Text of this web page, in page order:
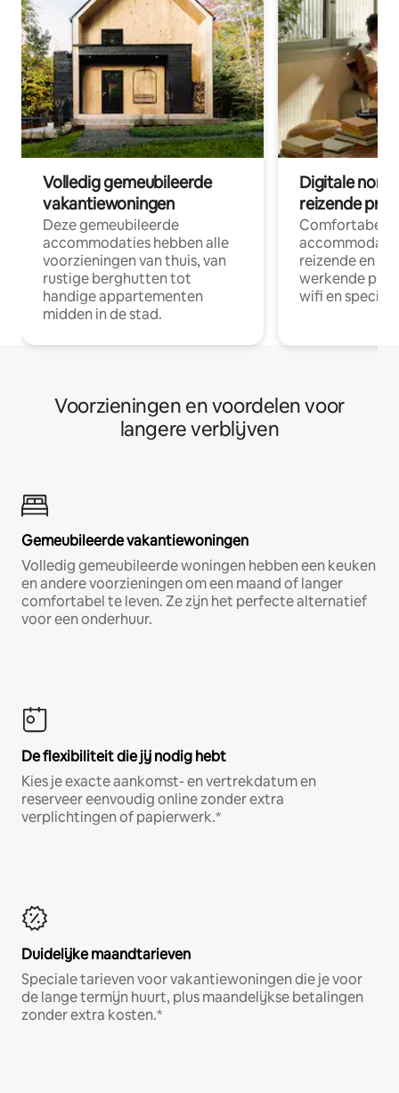
Volledig gemeubileerde
vakantiewoningen
Deze gemeubileerde
accommodaties hebben alle
voorzieningen van thuis, van
rustige berghutten tot
handige appartementen
midden in de stad.
Digitale
reizende
Comfortabele
reizende en
werkende
wifi en
Voorzieningen en voordelen voor
langere verblijven
Gemeubileerde vakantiewoningen
Volledig gemeubileerde woningen hebben een keuken
en andere voorzieningen om een maand of langer
comfortabel te leven. Ze zijn het perfecte alternatief
voor een onderhuur.
De flexibiliteit die jij nodig hebt
Kies je exacte aankomst- en vertrekdatum en
reserveer eenvoudig online zonder extra
verplichtingen of papierwerk.*
Duidelijke maandtarieven
Speciale tarieven voor vakantiewoningen die je voor
de lange termijn huurt, plus maandelijkse betalingen
zonder extra kosten.*